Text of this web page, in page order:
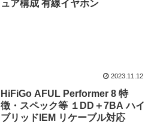
ュア構成 有線イヤホン
2023.11.12
HiFiGo AFUL Performer 8 特
徴・スペック等 １DD＋7BA ハイ
ブリッドIEM リケーブル対応